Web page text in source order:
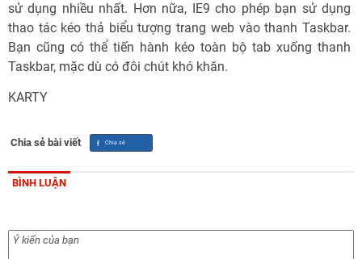
sử dụng nhiều nhất. Hơn nữa, IE9 cho phép bạn sử dụng
thao tác kéo thả biểu tượng trang web vào thanh Taskbar.
Bạn cũng có thể tiến hành kéo toàn bộ tab xuống thanh
Taskbar, mặc dù có đôi chút khó khăn.
KARTY
Chia sẻ bài viết
BÌNH LUẬN